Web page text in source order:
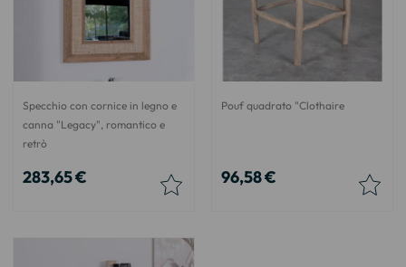
Specchio con cornice in legno e
canna "Legacy", romantico e
retrò
283,65 €
Pouf quadrato "Clothaire
96,58 €